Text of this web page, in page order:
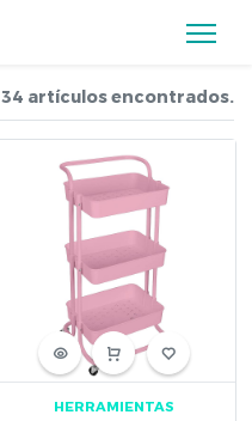
34 artículos encontrados.
HERRAMIENTAS